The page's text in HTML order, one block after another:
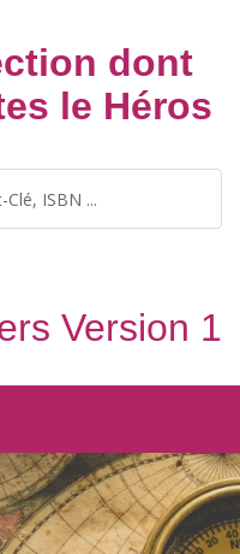
dont
le Héros
Version 1